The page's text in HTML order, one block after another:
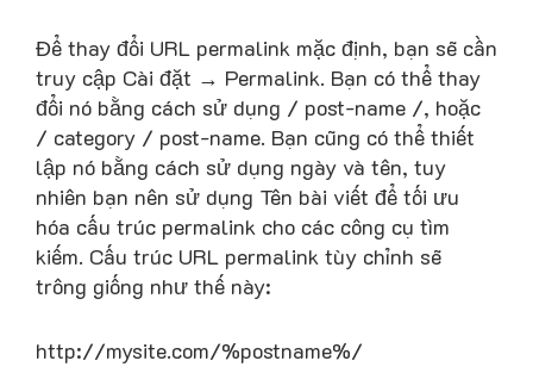
Để thay đổi URL permalink mặc định, bạn sẽ cần
truy cập Cài đặt → Permalink. Bạn có thể thay
đổi nó bằng cách sử dụng / post-name /, hoặc
/ category / post-name. Bạn cũng có thể thiết
lập nó bằng cách sử dụng ngày và tên, tuy
nhiên bạn nên sử dụng Tên bài viết để tối ưu
hóa cấu trúc permalink cho các công cụ tìm
kiếm. Cấu trúc URL permalink tùy chỉnh sẽ
trông giống như thế này:
http://mysite.com/%postname%/